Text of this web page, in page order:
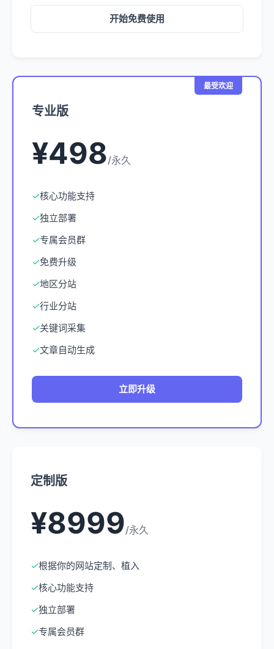
开始免费使用
最受欢迎
专业版
¥498/永久
✓核心功能支持
✓独立部署
✓专属会员群
✓免费升级
✓地区分站
✓行业分站
✓关键词采集
✓文章自动生成
立即升级
定制版
¥8999/永久
✓根据你的网站定制、植入
✓核心功能支持
✓独立部署
✓专属会员群